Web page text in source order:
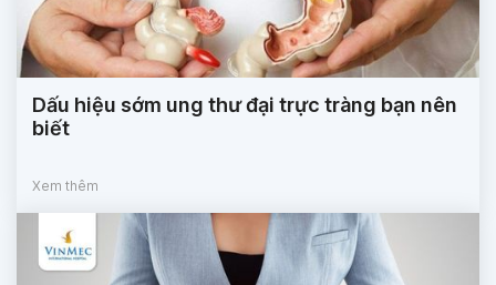
Dấu hiệu sớm ung thư đại trực tràng bạn nên
biết
Xem thêm